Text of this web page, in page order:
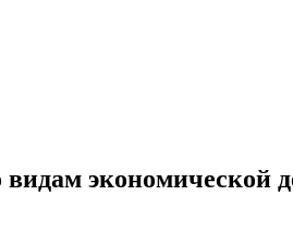
экономической